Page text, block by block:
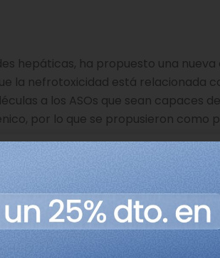
hepáticas, ha propuesto una
la nefrotoxicidad está relacionada
a los ASOs que sean capaces
por lo que se propusieron como
que la modificación
su actuación en el riñón,
suero y eran absorbidos por los
de ASOs a colesterol,
así su entrada en el